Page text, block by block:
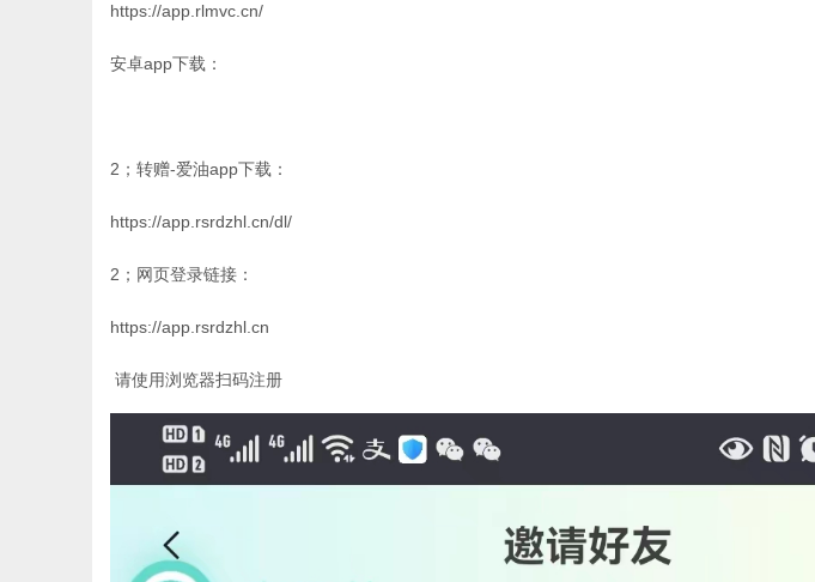
https://app.rlmvc.cn/
安卓app下载：
2；转赠-爱油app下载：
https://app.rsrdzhl.cn/dl/
2；网页登录链接：
https://app.rsrdzhl.cn
请使用浏览器扫码注册